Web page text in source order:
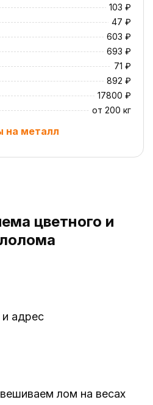
103 ₽
47 ₽
603 ₽
693 ₽
71 ₽
892 ₽
17800 ₽
от 200 кг
на металл
цветного и
адрес
лом на весах